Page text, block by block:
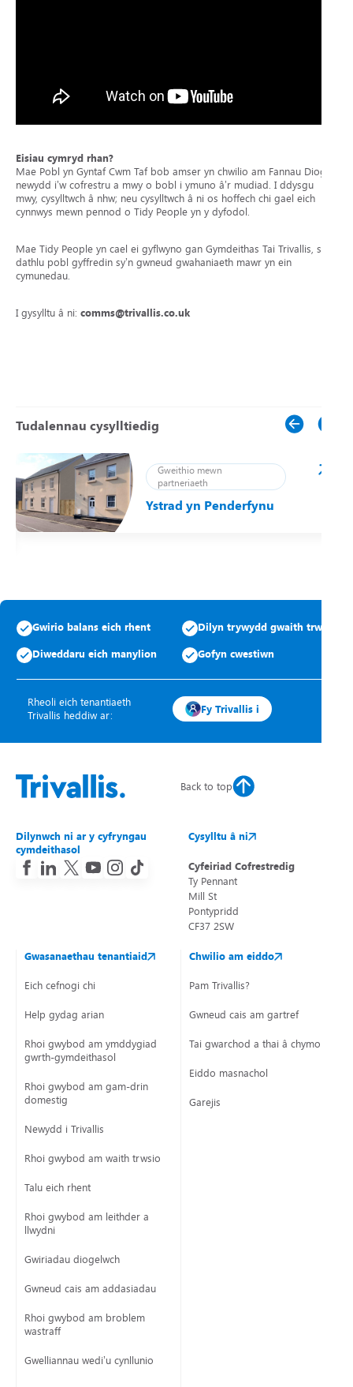
Eisiau cymryd rhan?
Mae Pobl yn Gyntaf Cwm Taf bob amser yn chwilio am Fannau Diogel
newydd i’w cofrestru a mwy o bobl i ymuno â’r mudiad. I ddysgu
mwy, cysylltwch â nhw; neu cysylltwch â ni os hoffech chi gael eich
cynnwys mewn pennod o Tidy People yn y dyfodol.
Mae Tidy People yn cael ei gyflwyno gan Gymdeithas Tai Trivallis, sy’n
dathlu pobl gyffredin sy’n gwneud gwahaniaeth mawr yn ein
cymunedau.
I gysylltu â ni: comms@trivallis.co.uk
Tudalennau cysylltiedig
Gweithio mewn
partneriaeth
Ystrad yn Penderfynu
Gwirio balans eich rhent Dilyn trywydd gwaith trwsio
Diweddaru eich manylion Gofyn cwestiwn
Rheoli eich tenantiaeth
Trivallis heddiw ar:
Fy Trivallis i
Back to top
Dilynwch ni ar y cyfryngau
cymdeithasol
Cysylltu â ni
Cyfeiriad Cofrestredig
Ty Pennant
Mill St
Pontypridd
CF37 2SW
Gwasanaethau tenantiaid
Eich cefnogi chi
Help gydag arian
Rhoi gwybod am ymddygiad
gwrth-gymdeithasol
Rhoi gwybod am gam-drin
domestig
Newydd i Trivallis
Rhoi gwybod am waith trwsio
Talu eich rhent
Rhoi gwybod am leithder a
llwydni
Gwiriadau diogelwch
Gwneud cais am addasiadau
Rhoi gwybod am broblem
wastraff
Gwelliannau wedi’u cynllunio
Chwilio am eiddo
Pam Trivallis?
Gwneud cais am gartref
Tai gwarchod a thai â chymorth
Eiddo masnachol
Garejis